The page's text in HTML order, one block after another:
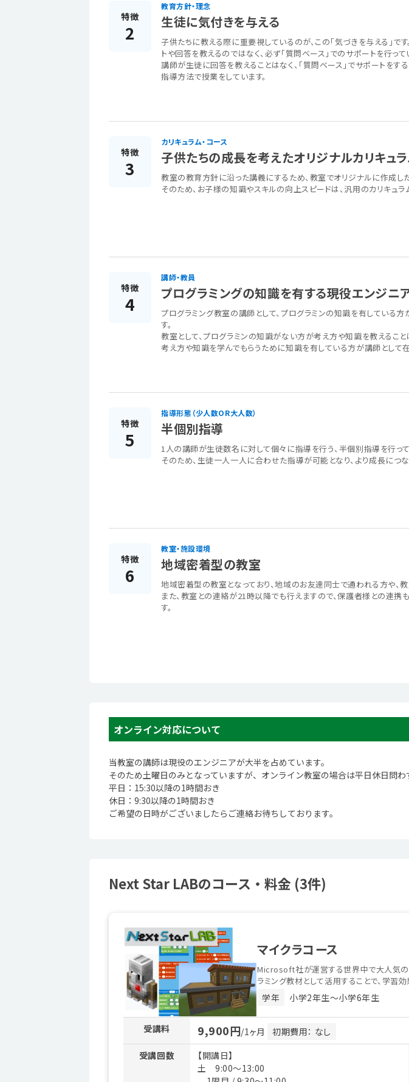
特徴
2
教育方針・理念
生徒に気付きを与える
子供たちに教える際に重要視しているのが、この「気づきを与える」で
トや回答を教えるのではなく、必ず「質問ベース」でのサポートを行って
講師が生徒に回答を教えることはなく、「質問ベース」でサポートをす
指導方法で授業をしています。
特徴
3
カリキュラム・コース
子供たちの成長を考えたオリジナルカリキュ
教室の教育方針に沿った講義にするため、教室でオリジナルに作成した
そのため、お子様の知識やスキルの向上スピードは、汎用のカリキュラ
特徴
4
講師・教員
プログラミングの知識を有する現役エンジニ
プログラミング教室の講師として、プログラミンの知識を有している
す。
教室として、プログラミンの知識がない方が考え方や知識を教えること
考え方や知識を学んでもらうために知識を有している方が講師として在
特徴
5
指導形態（少人数OR大人数）
半個別指導
1人の講師が生徒数名に対して個々に指導を行う、半個別指導を行って
そのため、生徒一人一人に合わせた指導が可能となり、より成長につ
特徴
6
教室・施設環境
地域密着型の教室
地域密着型の教室となっており、地域のお友達同士で通われる方や、
また、教室との連絡が21時以降でも行えますので、保護者様との連携
す。
オンライン対応について
当教室の講師は現役のエンジニアが大半を占めています。
そのため土曜日のみとなっていますが、オンライン教室の場合は平日休日問わ
平日：15:30以降の1時間おき
休日：9:30以降の1時間おき
ご希望の日時がございましたらご連絡お待ちしております。
Next Star LABのコース・料金 (3件)
マイクラコース
Microsoft社が運営する世界中で大人気の「
ラミング教材として活用することで、学習
学年 小学2年生〜小学6年生
受講料 9,900円/1ヶ月
初期費用： なし
受講回数
【開講日】
土 9:00～13:00